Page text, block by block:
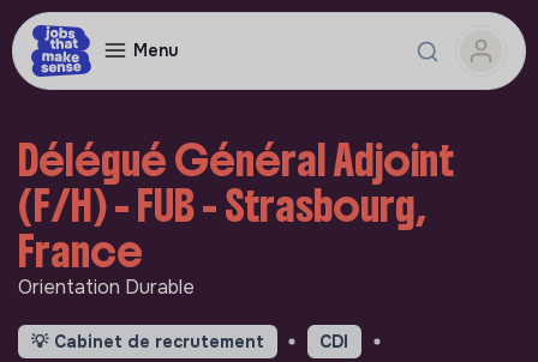
Menu
Délégué Général Adjoint
(F/H) - FUB - Strasbourg,
France
Orientation Durable
💡 Cabinet de recrutement
CDI